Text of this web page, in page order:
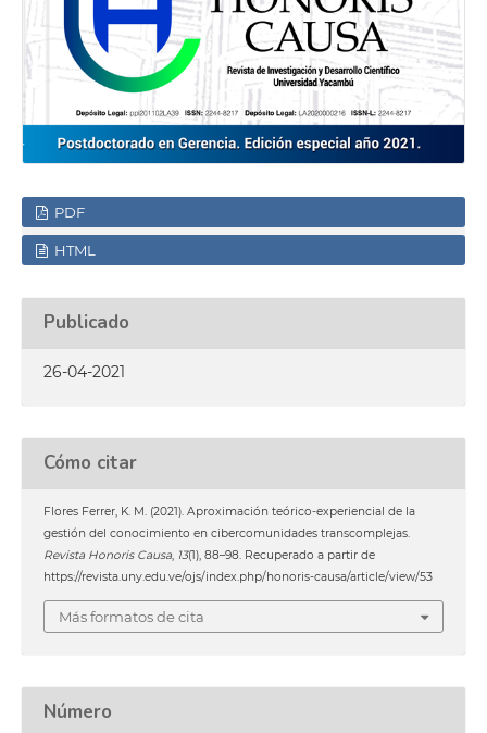
PDF
HTML
Publicado
26-04-2021
Cómo citar
Flores Ferrer, K. M. (2021). Aproximación teórico-experiencial de la
gestión del conocimiento en cibercomunidades transcomplejas.
Revista Honoris Causa, 13(1), 88–98. Recuperado a partir de
https://revista.uny.edu.ve/ojs/index.php/honoris-causa/article/view/53
Más formatos de cita
Número